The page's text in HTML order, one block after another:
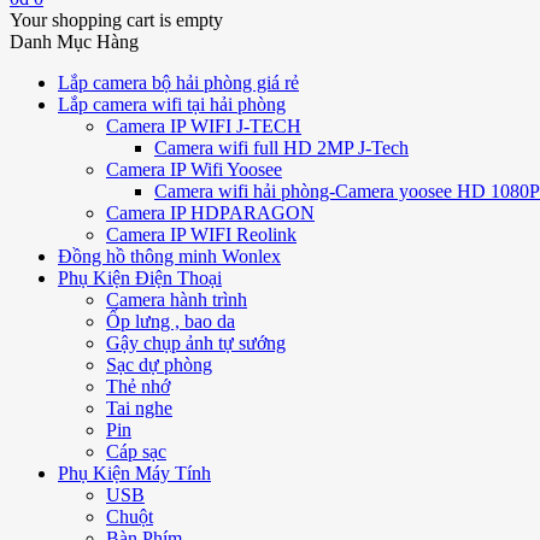
Your shopping cart is empty
Danh Mục Hàng
Lắp camera bộ hải phòng giá rẻ
Lắp camera wifi tại hải phòng
Camera IP WIFI J-TECH
Camera wifi full HD 2MP J-Tech
Camera IP Wifi Yoosee
Camera wifi hải phòng-Camera yoosee HD
Camera IP HDPARAGON
Camera IP WIFI Reolink
Đồng hồ thông minh Wonlex
Phụ Kiện Điện Thoại
Camera hành trình
Ốp lưng , bao da
Gậy chụp ảnh tự sướng
Sạc dự phòng
Thẻ nhớ
Tai nghe
Pin
Cáp sạc
Phụ Kiện Máy Tính
USB
Chuột